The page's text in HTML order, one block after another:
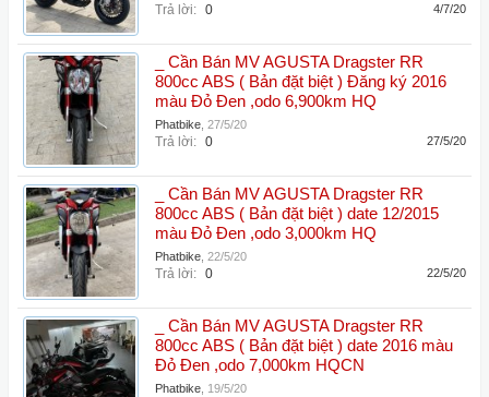
Trả lời: 0 4/7/20
_ Cần Bán MV AGUSTA Dragster RR
800cc ABS ( Bản đặt biệt ) Đăng ký 2016
màu Đỏ Đen ,odo 6,900km HQ
Phatbike 27/5/20
Trả lời: 0 27/5/20
_ Cần Bán MV AGUSTA Dragster RR
800cc ABS ( Bản đặt biệt ) date 12/2015
màu Đỏ Đen ,odo 3,000km HQ
Phatbike 22/5/20
Trả lời: 0 22/5/20
_ Cần Bán MV AGUSTA Dragster RR
800cc ABS ( Bản đặt biệt ) date 2016 màu
Đỏ Đen ,odo 7,000km HQCN
Phatbike 19/5/20